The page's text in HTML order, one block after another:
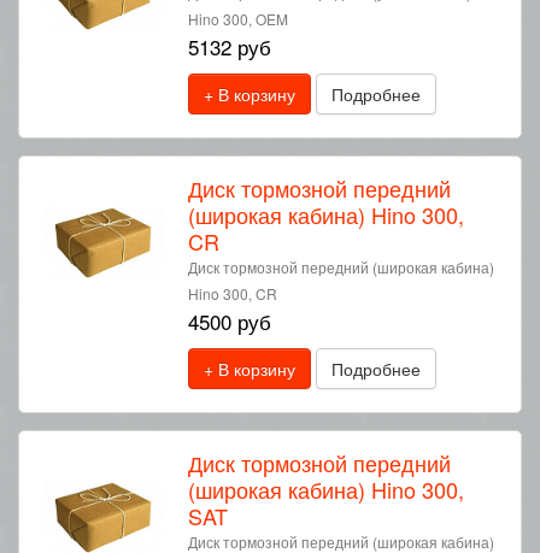
Hino 300, OEM
5132 руб
+ В корзину Подробнее
Диск тормозной передний
(широкая кабина) Hino 300,
CR
Диск тормозной передний (широкая кабина)
Hino 300, CR
4500 руб
+ В корзину Подробнее
Диск тормозной передний
(широкая кабина) Hino 300,
SAT
Диск тормозной передний (широкая кабина)